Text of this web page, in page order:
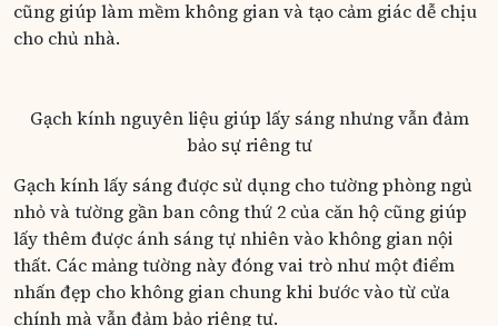
cũng giúp làm mềm không gian và tạo cảm giác dễ chịu
cho chủ nhà.
Gạch kính nguyên liệu giúp lấy sáng nhưng vẫn đảm
bảo sự riêng tư
Gạch kính lấy sáng được sử dụng cho tường phòng ngủ
nhỏ và tường gần ban công thứ 2 của căn hộ cũng giúp
lấy thêm được ánh sáng tự nhiên vào không gian nội
thất. Các mảng tường này đóng vai trò như một điểm
nhấn đẹp cho không gian chung khi bước vào từ cửa
chính mà vẫn đảm bảo riêng tư.